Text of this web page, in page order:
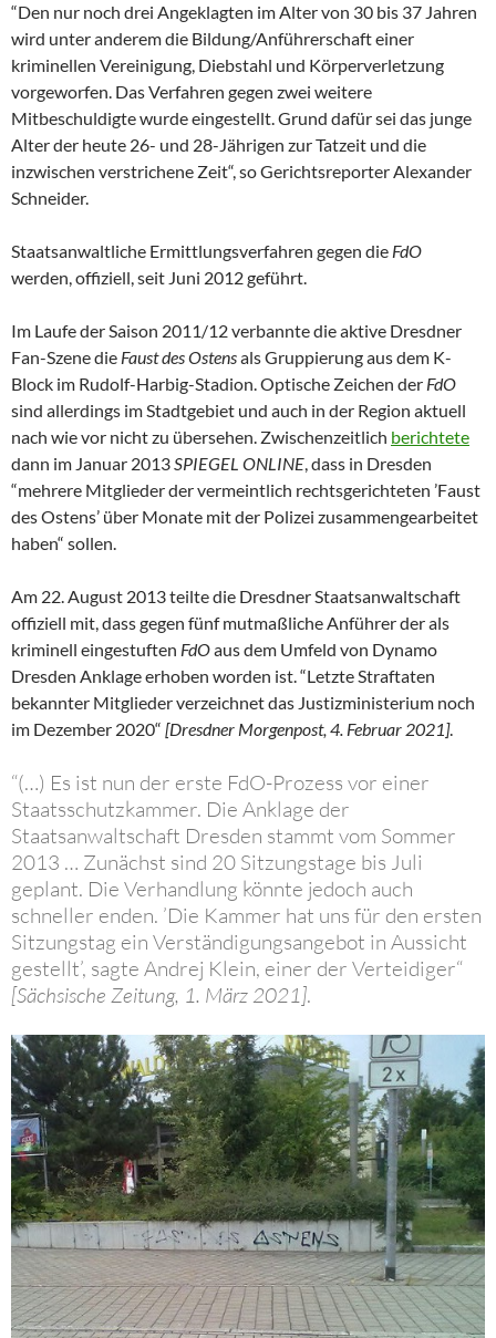
“Den nur noch drei Angeklagten im Alter von 30 bis 37 Jahren
wird unter anderem die Bildung/Anführerschaft einer
kriminellen Vereinigung, Diebstahl und Körperverletzung
vorgeworfen. Das Verfahren gegen zwei weitere
Mitbeschuldigte wurde eingestellt. Grund dafür sei das junge
Alter der heute 26- und 28-Jährigen zur Tatzeit und die
inzwischen verstrichene Zeit“, so Gerichtsreporter Alexander
Schneider.
Staatsanwaltliche Ermittlungsverfahren gegen die FdO
werden, offiziell, seit Juni 2012 geführt.
Im Laufe der Saison 2011/12 verbannte die aktive Dresdner
Fan-Szene die Faust des Ostensals Gruppierung aus dem K-
Block im Rudolf-Harbig-Stadion. Optische Zeichen der FdO
sind allerdings im Stadtgebiet und auch in der Region aktuell
nach wie vor nicht zu übersehen. Zwischenzeitlich berichtete
dann im Januar 2013SPIEGEL ONLINE, dass in Dresden
“mehrere Mitglieder der vermeintlich rechtsgerichteten ’Faust
des Ostens’ über Monate mit der Polizei zusammengearbeitet
haben“ sollen.
Am 22. August 2013 teilte die Dresdner Staatsanwaltschaft
offiziell mit, dass gegen fünf mutmaßliche Anführer der als
kriminell eingestuften FdOaus dem Umfeld von Dynamo
Dresden Anklage erhoben worden ist. “Letzte Straftaten
bekannter Mitglieder verzeichnet das Justizministerium noch
im Dezember 2020“ [Dresdner Morgenpost, 4. Februar 2021].
“(…) Es ist nun der erste FdO-Prozess vor einer
Staatsschutzkammer. Die Anklage der
Staatsanwaltschaft Dresden stammt vom Sommer
2013 … Zunächst sind 20 Sitzungstage bis Juli
geplant. Die Verhandlung könnte jedoch auch
schneller enden. ’Die Kammer hat uns für den ersten
Sitzungstag ein Verständigungsangebot in Aussicht
gestellt’, sagte Andrej Klein, einer der Verteidiger“
[Sächsische Zeitung, 1. März 2021].